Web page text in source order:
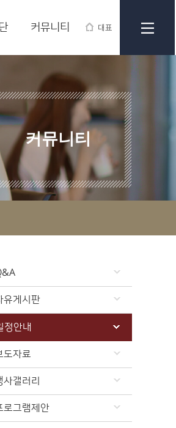
대표
커뮤니티
커뮤니티
유게시판
정안내
도자료
사갤러리
로그램제안